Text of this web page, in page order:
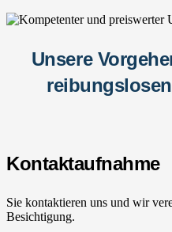
Unsere
Kontaktaufnahme
Sie kontaktieren uns und wir
Besichtigung.